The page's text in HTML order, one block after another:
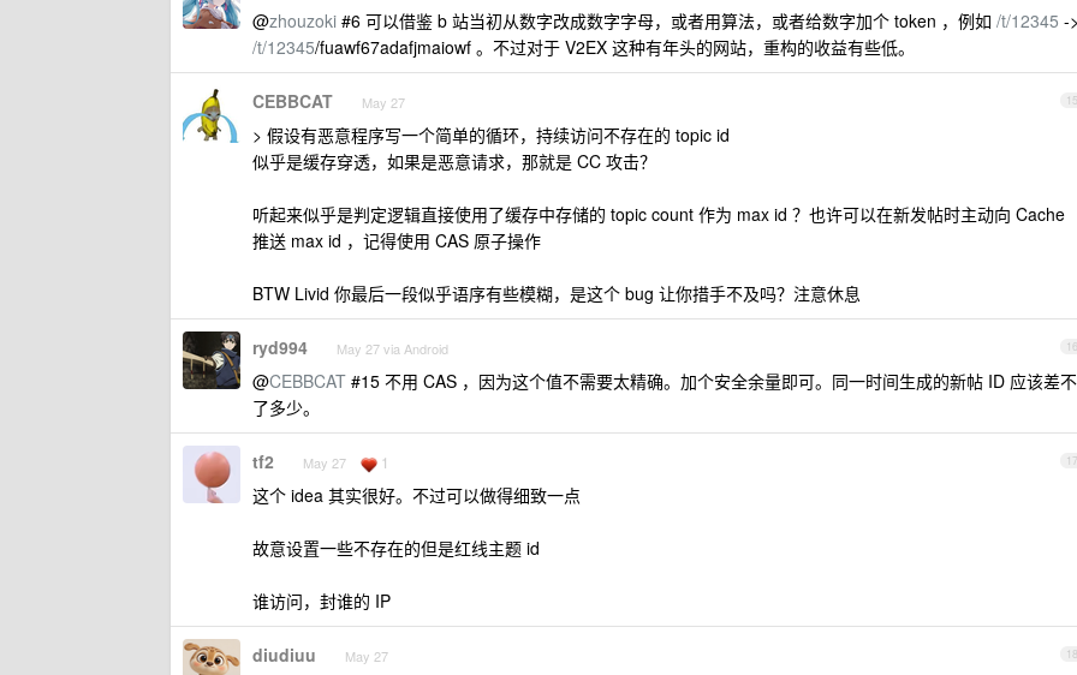
@zhouzoki #6 可以借鉴 b 站当初从数字改成数字字母，或者用算法，或者给数字加个 token ，例如 /t/12345 ->
/t/12345/fuawf67adafjmaiowf 。不过对于 V2EX 这种有年头的网站，重构的收益有些低。
15
CEBBCAT May 27
> 假设有恶意程序写一个简单的循环，持续访问不存在的 topic id
似乎是缓存穿透，如果是恶意请求，那就是 CC 攻击？
听起来似乎是判定逻辑直接使用了缓存中存储的 topic count 作为 max id ？也许可以在新发帖时主动向 Cache
推送 max id ，记得使用 CAS 原子操作
BTW Livid 你最后一段似乎语序有些模糊，是这个 bug 让你措手不及吗？注意休息
16
ryd994 May 27 via Android
@CEBBCAT #15 不用 CAS ，因为这个值不需要太精确。加个安全余量即可。同一时间生成的新帖 ID 应该差不
了多少。
17
tf2 May 27 1
这个 idea 其实很好。不过可以做得细致一点
故意设置一些不存在的但是红线主题 id
谁访问，封谁的 IP
18
diudiuu May 27